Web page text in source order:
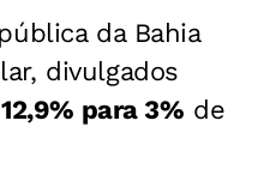
da Bahia
divulgados
para 3% de